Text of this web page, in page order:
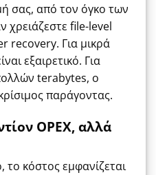
σας, από τον όγκο των
χρειάζεστε file-level
recovery. Για μικρά
εξαιρετικό. Για
terabytes, ο
παράγοντας.
OPEX, αλλά
κόστος εμφανίζεται